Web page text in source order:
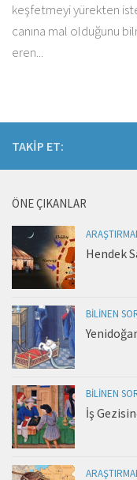
keşfetmeyi yürekten
canına mal olduğunu
eren...
TAKIP ET:
ÖNE ÇIKANLAR
Hendek
BILINEN
BILINEN
İş